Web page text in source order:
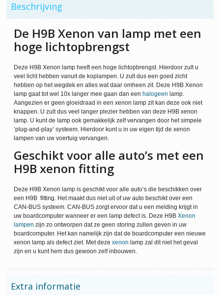
Beschrijving
De H9B Xenon van lamp met een
hoge lichtopbrengst
Deze H9B Xenon lamp heeft een hoge lichtopbrengst. Hierdoor zult u
veel licht hebben vanuit de koplampen. U zult dus een goed zicht
hebben op het wegdek en alles wat daar omheen zit. Deze H9B Xenon
lamp gaat tot wel 10x langer mee gaan dan een halogeen lamp.
Aangezien er geen gloeidraad in een xenon lamp zit kan deze ook niet
knappen. U zult dus veel langer plezier hebben van deze H9B xenon
lamp. U kunt de lamp ook gemakkelijk zelf vervangen door het simpele
‘plug-and-play’ systeem. Hierdoor kunt u in uw eigen tijd de xenon
lampen van uw voertuig vervangen.
Geschikt voor alle auto’s met een
H9B xenon fitting
Deze H9B Xenon lamp is geschikt voor alle auto’s die beschikken over
een H9B fitting. Het maakt dus niet uit of uw auto beschikt over een
CAN-BUS systeem. CAN-BUS zorgt ervoor dat u een melding krijgt in
uw boardcomputer wanneer er een lamp defect is. Deze H9BXenon
lampen zijn zo ontworpen dat ze geen storing zullen geven in uw
boardcomputer. Het kan namelijk zijn dat de boardcomputer een nieuwe
xenon lamp als defect ziet. Met dezexenon lamp zal dit niet het geval
zijn en u kunt hem dus gewoon zelf inbouwen.
Extra informatie